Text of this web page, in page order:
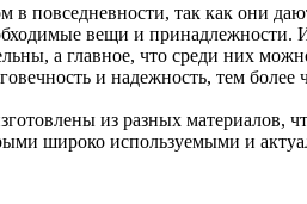
повседневности, так как они
вещи и принадлежности.
а главное, что среди них
и надежность, тем более
из разных материалов,
широко используемыми и